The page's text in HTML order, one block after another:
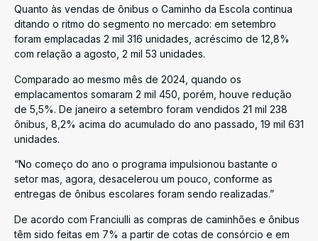
Quanto às vendas de ônibus o Caminho da Escola continua
ditando o ritmo do segmento no mercado: em setembro
foram emplacadas 2 mil 316 unidades, acréscimo de 12,8%
com relação a agosto, 2 mil 53 unidades.
Comparado ao mesmo mês de 2024, quando os
emplacamentos somaram 2 mil 450, porém, houve redução
de 5,5%. De janeiro a setembro foram vendidos 21 mil 238
ônibus, 8,2% acima do acumulado do ano passado, 19 mil 631
unidades.
“No começo do ano o programa impulsionou bastante o
setor mas, agora, desacelerou um pouco, conforme as
entregas de ônibus escolares foram sendo realizadas.”
De acordo com Franciulli as compras de caminhões e ônibus
têm sido feitas em 7% a partir de cotas de consórcio e em